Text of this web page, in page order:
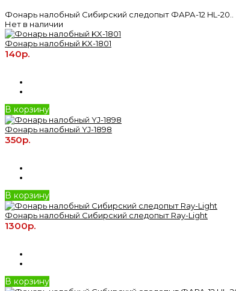
Фонарь налобный Сибирский следопыт ФАРА-12 HL-20..
Нет в наличии
Фонарь налобный KX-1801
140р.
В корзину
Фонарь налобный YJ-1898
350р.
В корзину
Фонарь налобный Сибирский следопыт Ray-Light
1300р.
В корзину